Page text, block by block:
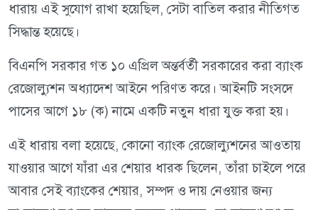
ধারায় এই সুযোগ রাখা হয়েছিল, সেটা বাতিল করার নীতিগত
সিদ্ধান্ত হয়েছে।
বিএনপি সরকার গত ১০ এপ্রিল অন্তর্বর্তী সরকারের করা ব্যাংক
রেজোল্যুশন অধ্যাদেশ আইনে পরিণত করে। আইনটি সংসদে
পাসের আগে ১৮ (ক) নামে একটি নতুন ধারা যুক্ত করা হয়।
এই ধারায় বলা হয়েছে, কোনো ব্যাংক রেজোল্যুশনের আওতায়
যাওয়ার আগে যাঁরা এর শেয়ার ধারক ছিলেন, তাঁরা চাইলে পরে
আবার সেই ব্যাংকের শেয়ার, সম্পদ ও দায় নেওয়ার জন্য